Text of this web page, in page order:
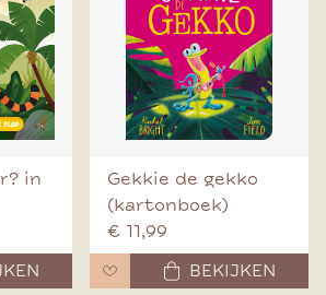
in
Gekkie de gekko
(kartonboek)
€ 11,99
BEKIJKEN